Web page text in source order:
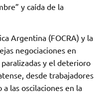
y caída de la
Argentina (FOCRA) y la
negociaciones en
y el deterioro
desde trabajadores
las oscilaciones en la